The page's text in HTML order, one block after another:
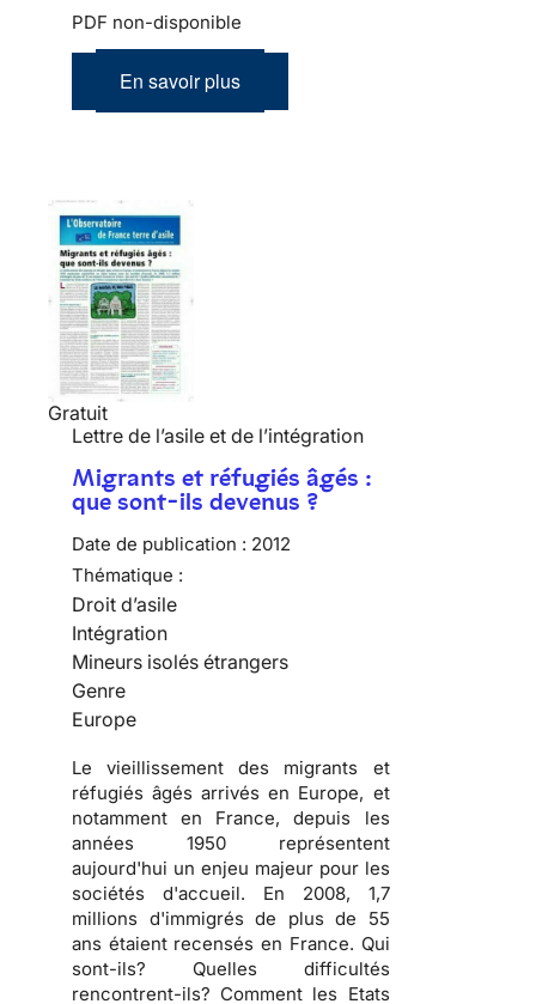
PDF non-disponible
En savoir plus
Gratuit
Lettre de l’asile et de l’intégration
Migrants et réfugiés âgés :
que sont-ils devenus ?
Date de publication : 2012
Thématique :
Droit d’asile
Intégration
Mineurs isolés étrangers
Genre
Europe
Le vieillissement des migrants et
réfugiés âgés arrivés en Europe, et
notamment en France, depuis les
années 1950 représentent
aujourd'hui un enjeu majeur pour les
sociétés d'accueil. En 2008, 1,7
millions d'immigrés de plus de 55
ans étaient recensés en France. Qui
sont-ils? Quelles difficultés
rencontrent-ils? Comment les Etats